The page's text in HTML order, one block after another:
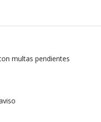
multas pendientes